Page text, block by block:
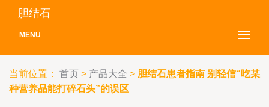
胆结石
MENU
当前位置： 首页 > 产品大全 > 胆结石患者指南 别轻信“吃某
种营养品能打碎石头”的误区